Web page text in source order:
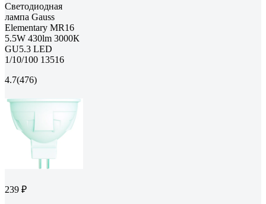
Светодиодная
лампа Gauss
Elementary MR16
5.5W 430lm 3000К
GU5.3 LED
1/10/100 13516
4.7(476)
239 ₽